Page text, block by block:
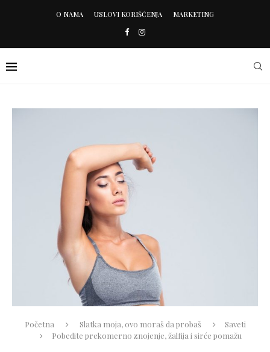
O NAMA USLOVI KORIŠĆENJA MARKETING
Početna Slatka moja, ovo moraš da probaš
Saveti
Pobedite prekomerno znojenje, žalfija i sirće pomažu